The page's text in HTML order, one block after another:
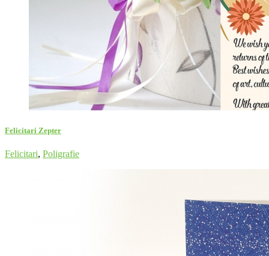
Felicitari Zepter
Felicitari, Poligrafie